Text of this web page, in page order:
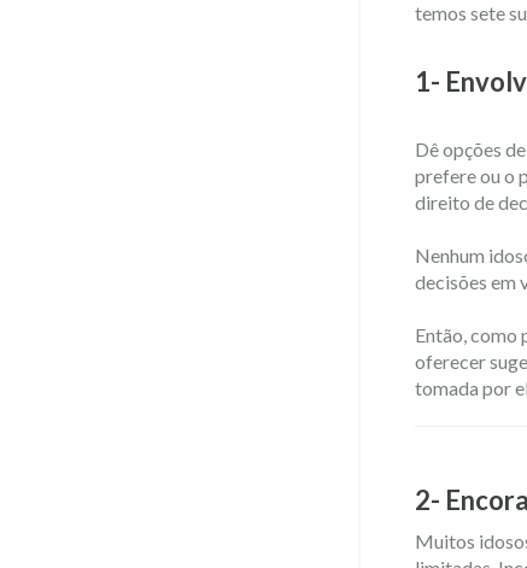
temos sete
1-
Dê opções
prefere ou o
direito de
​Nenhum
decisões em
Então, como
oferecer
tomada por
2-
Muitos